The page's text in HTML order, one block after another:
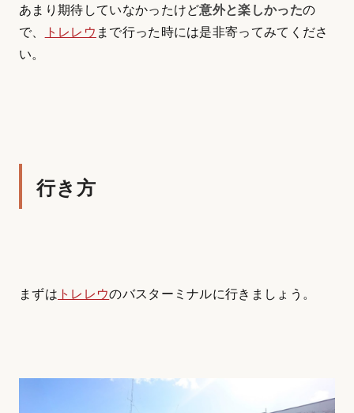
あまり期待していなかったけど意外と楽しかったの
で、
トレレウ まで行った時には是非寄ってみてくださ
い。
行き方
まずは トレレウのバスターミナルに行きましょう。